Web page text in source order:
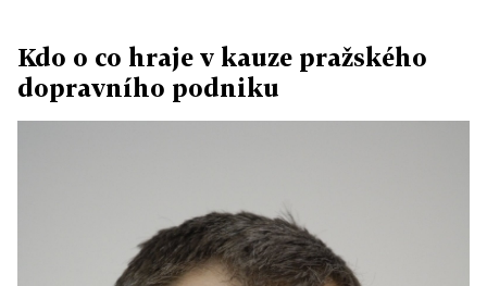
Kdo o co hraje v kauze pražského
dopravního podniku